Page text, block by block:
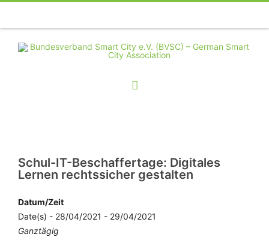
TelefonFacebookTwitterYoutubeInstagramLinkedinRSS
Schul-IT-Beschaffertage: Digitales
Lernen rechtssicher gestalten
Datum/Zeit
Date(s) - 28/04/2021 - 29/04/2021
Ganztägig